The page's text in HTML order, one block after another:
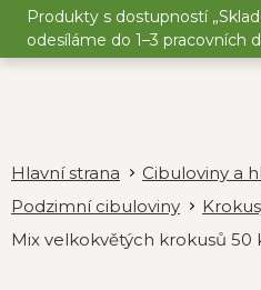
Přejít
obsah
Produkty s dostupností
odesíláme do 1–3 pracovních
Cibuloviny a
Podzimní cibuloviny
Mix velkokvětých krokusů 50